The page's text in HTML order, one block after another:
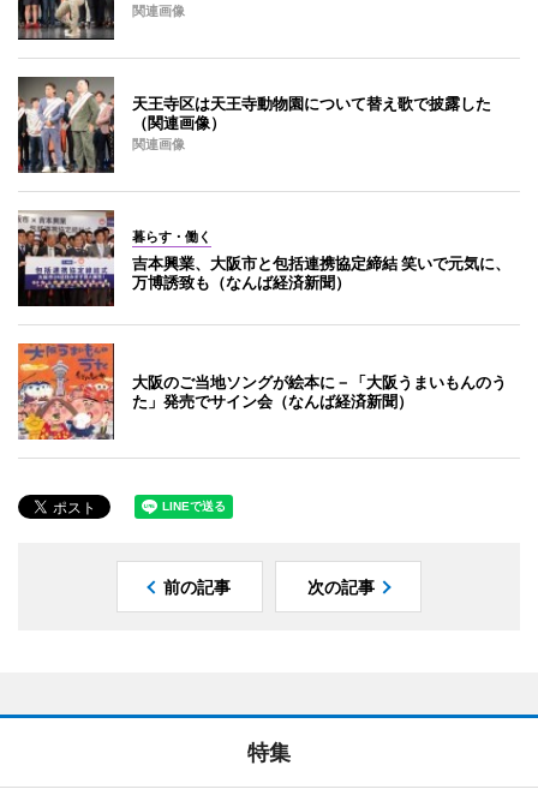
関連画像
天王寺区は天王寺動物園について替え歌で披露した
（関連画像）
関連画像
暮らす・働く
吉本興業、大阪市と包括連携協定締結 笑いで元気に、
万博誘致も（なんば経済新聞）
大阪のご当地ソングが絵本に－「大阪うまいもんのう
た」発売でサイン会（なんば経済新聞）
前の記事 次の記事
特集